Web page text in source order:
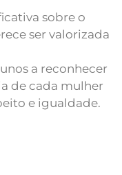
sobre o
ser valorizada
a reconhecer
de cada mulher
e igualdade.